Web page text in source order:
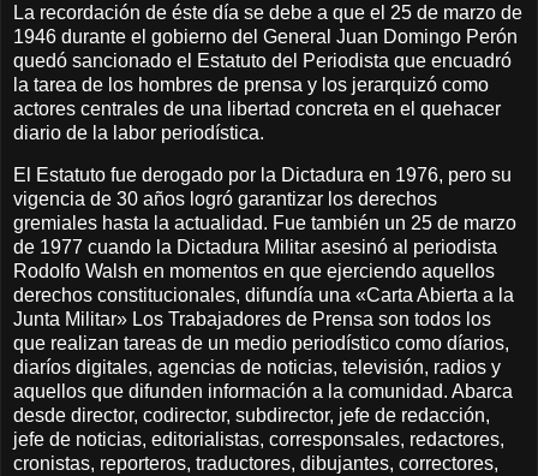
La recordación de éste día se debe a que el 25 de marzo de
1946 durante el gobierno del General Juan Domingo Perón
quedó sancionado el Estatuto del Periodista que encuadró
la tarea de los hombres de prensa y los jerarquizó como
actores centrales de una libertad concreta en el quehacer
diario de la labor periodística.
El Estatuto fue derogado por la Dictadura en 1976, pero su
vigencia de 30 años logró garantizar los derechos
gremiales hasta la actualidad. Fue también un 25 de marzo
de 1977 cuando la Dictadura Militar asesinó al periodista
Rodolfo Walsh en momentos en que ejerciendo aquellos
derechos constitucionales, difundía una «Carta Abierta a la
Junta Militar» Los Trabajadores de Prensa son todos los
que realizan tareas de un medio periodístico como díarios,
diaríos digitales, agencias de noticias, televisión, radios y
aquellos que difunden información a la comunidad. Abarca
desde director, codirector, subdirector, jefe de redacción,
jefe de noticias, editorialistas, corresponsales, redactores,
cronistas, reporteros, traductores, dibujantes, correctores,